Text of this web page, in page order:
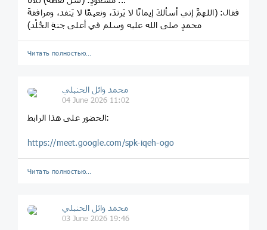
فقال: (اللهمَّ إني أسألكَ إيمانًا لا يَرتدّ، ونعيمًا لا يَنفد، ومرافقةَ
محمدٍ صلى الله عليه وسلم في أعلى جنةِ الخُلْد)
Читать полностью…
محمد وائل الحنبلي
04 June 2026 11:02
الحضور على هذا الرابط:
https://meet.google.com/spk-iqeh-ogo
Читать полностью…
محمد وائل الحنبلي
03 June 2026 19:46